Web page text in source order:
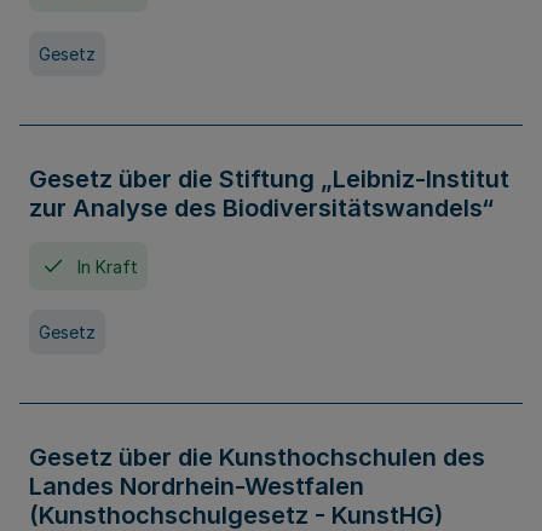
Gesetz
Gesetz über die Stiftung „Leibniz-Institut
zur Analyse des Biodiversitätswandels“
In Kraft
Gesetz
Gesetz über die Kunsthochschulen des
Landes Nordrhein-Westfalen
(Kunsthochschulgesetz - KunstHG)